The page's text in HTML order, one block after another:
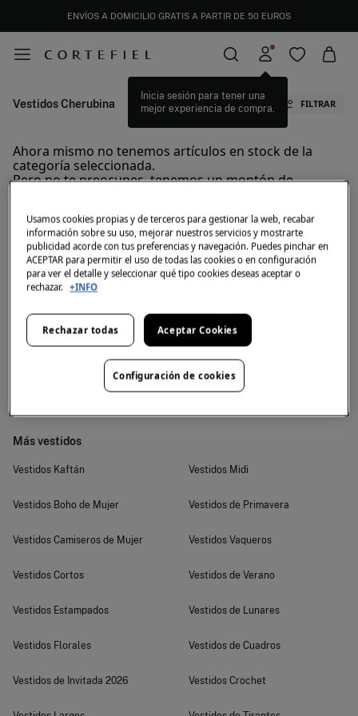
ENVÍOS A DOMICILIO GRATIS A PARTIR DE 50 EUROS
Inicia sesión para tener una
mejor experiencia de compra.
Vestidos Cherubina FILTRAR
Ahora mismo no tenemos artículos en stock de la
categoría seleccionada.
Pero no te preocupes, tenemos un montón de
Vestidos Cherubina
Vestidos de marca para mujer
Vestidos Caroll
Vestidos Cuplé
Vestidos Pedro Del Hierro de Mujer
Vestidos Polín et Moi
Vestidos Panambi
Más vestidos
Vestidos Kaftán
Vestidos Boho de Mujer
Vestidos Camiseros de Mujer
Vestidos Cortos
Vestidos Estampados
Vestidos Florales
Vestidos de Invitada 2026
Vestidos Midi
Vestidos de Primavera
Vestidos Vaqueros
Vestidos de Verano
Vestidos de Lunares
Vestidos de Cuadros
Vestidos Crochet
Usamos cookies propias y de terceros para gestionar la web, recabar
información sobre su uso, mejorar nuestros servicios y mostrarte
publicidad acorde con tus preferencias y navegación. Puedes pinchar en
ACEPTAR para permitir el uso de todas las cookies o en configuración
para ver el detalle y seleccionar qué tipo cookies deseas aceptar o
rechazar. +INFO
Rechazar todas Aceptar Cookies
Configuración de cookies